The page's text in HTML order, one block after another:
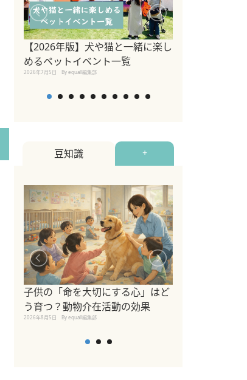
【2026年版】犬や猫と一緒に楽し
めるペットイベント一覧
2026年7月5日 By equall編集部
豆知識 +
子供の「命を大切にする心」はど
う育つ？動物介在活動の効果
2026年8月5日 By equall編集部